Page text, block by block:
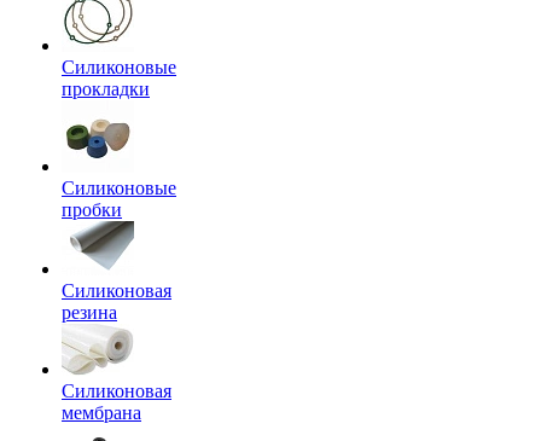
Силиконовые
прокладки
Силиконовые
пробки
Силиконовая
резина
Силиконовая
мембрана